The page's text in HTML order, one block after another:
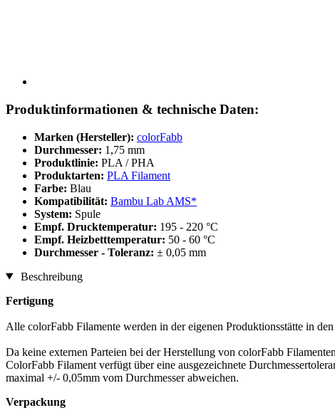
Produktinformationen & technische Daten:
Marken (Hersteller): colorFabb
Durchmesser: 1,75 mm
Produktlinie: PLA / PHA
Produktarten: PLA Filament
Farbe: Blau
Kompatibilität: Bambu Lab AMS*
System: Spule
Empf. Drucktemperatur: 195 - 220 °C
Empf. Heizbetttemperatur: 50 - 60 °C
Durchmesser - Toleranz: ± 0,05 mm
Beschreibung
Fertigung
Alle colorFabb Filamente werden in der eigenen Produktionsstätte in
Da keine externen Parteien bei der Herstellung von colorFabb
ColorFabb Filament verfügt über eine ausgezeichnete
maximal +/- 0,05mm vom Durchmesser abweichen.
Verpackung